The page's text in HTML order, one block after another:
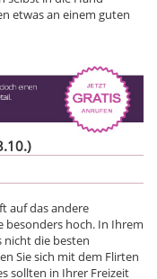
etwas an einem guten
auf das andere
besonders hoch. In Ihrem
nicht die besten
Sie sich mit dem Flirten
sollten in Ihrer Freizeit